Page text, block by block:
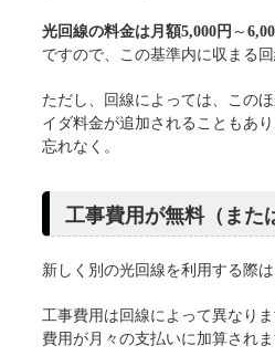
光回線の料金は月額5,000円 ～
ですので、この基準内に収まる
ただし、回線によっては、この
イダ料金が追加されることもあ
忘れなく。
工事費用が無料（また
新しく別の光回線を利用する際
工事費用は回線によって異なり
費用が月々の支払いに加算されま